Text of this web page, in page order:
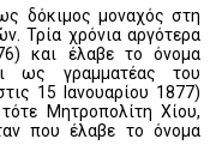
δόκιμος μοναχός στη
Τρία χρόνια αργότερα
και έλαβε το όνομα
ως γραμματέας του
15 Ιανουαρίου 1877)
Μητροπολίτη Χίου,
που έλαβε το όνομα